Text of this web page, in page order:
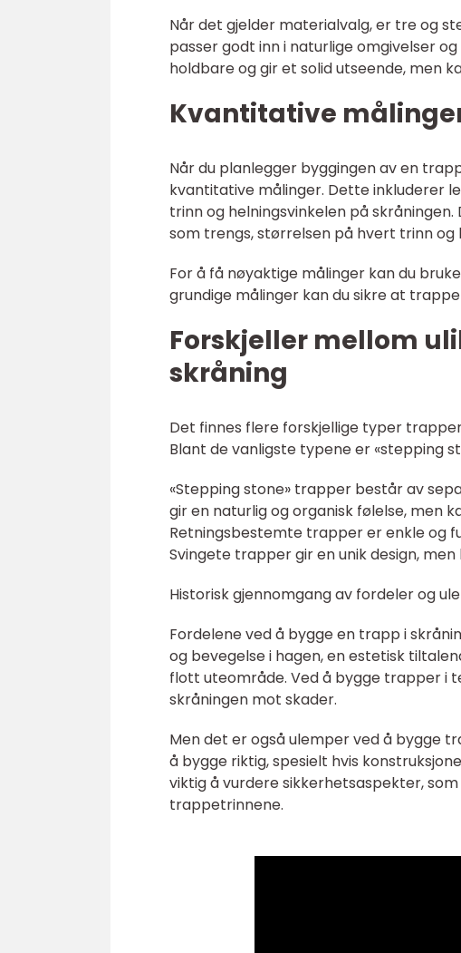
Når det gjelder materialvalg, er tre og
passer godt inn i naturlige omgivelser
holdbare og gir et solid utseende, men
Kvantitative
Når du planlegger byggingen av en
kvantitative målinger. Dette inkluderer
trinn og helningsvinkelen på
som trengs, størrelsen på hvert trinn
For å få nøyaktige målinger kan du
grundige målinger kan du sikre at
Forskjeller mellom
skråning
Det finnes flere forskjellige typer
Blant de vanligste typene er «stepping
«Stepping stone» trapper består av
gir en naturlig og organisk følelse, men
Retningsbestemte trapper er enkle og
Svingete trapper gir en unik design,
Historisk gjennomgang av fordeler og
Fordelene ved å bygge en trapp i
og bevegelse i hagen, en estetisk
flott uteområde. Ved å bygge trapper i
skråningen mot skader.
Men det er også ulemper ved å bygge
å bygge riktig, spesielt hvis
viktig å vurdere sikkerhetsaspekter,
trappetrinnene.